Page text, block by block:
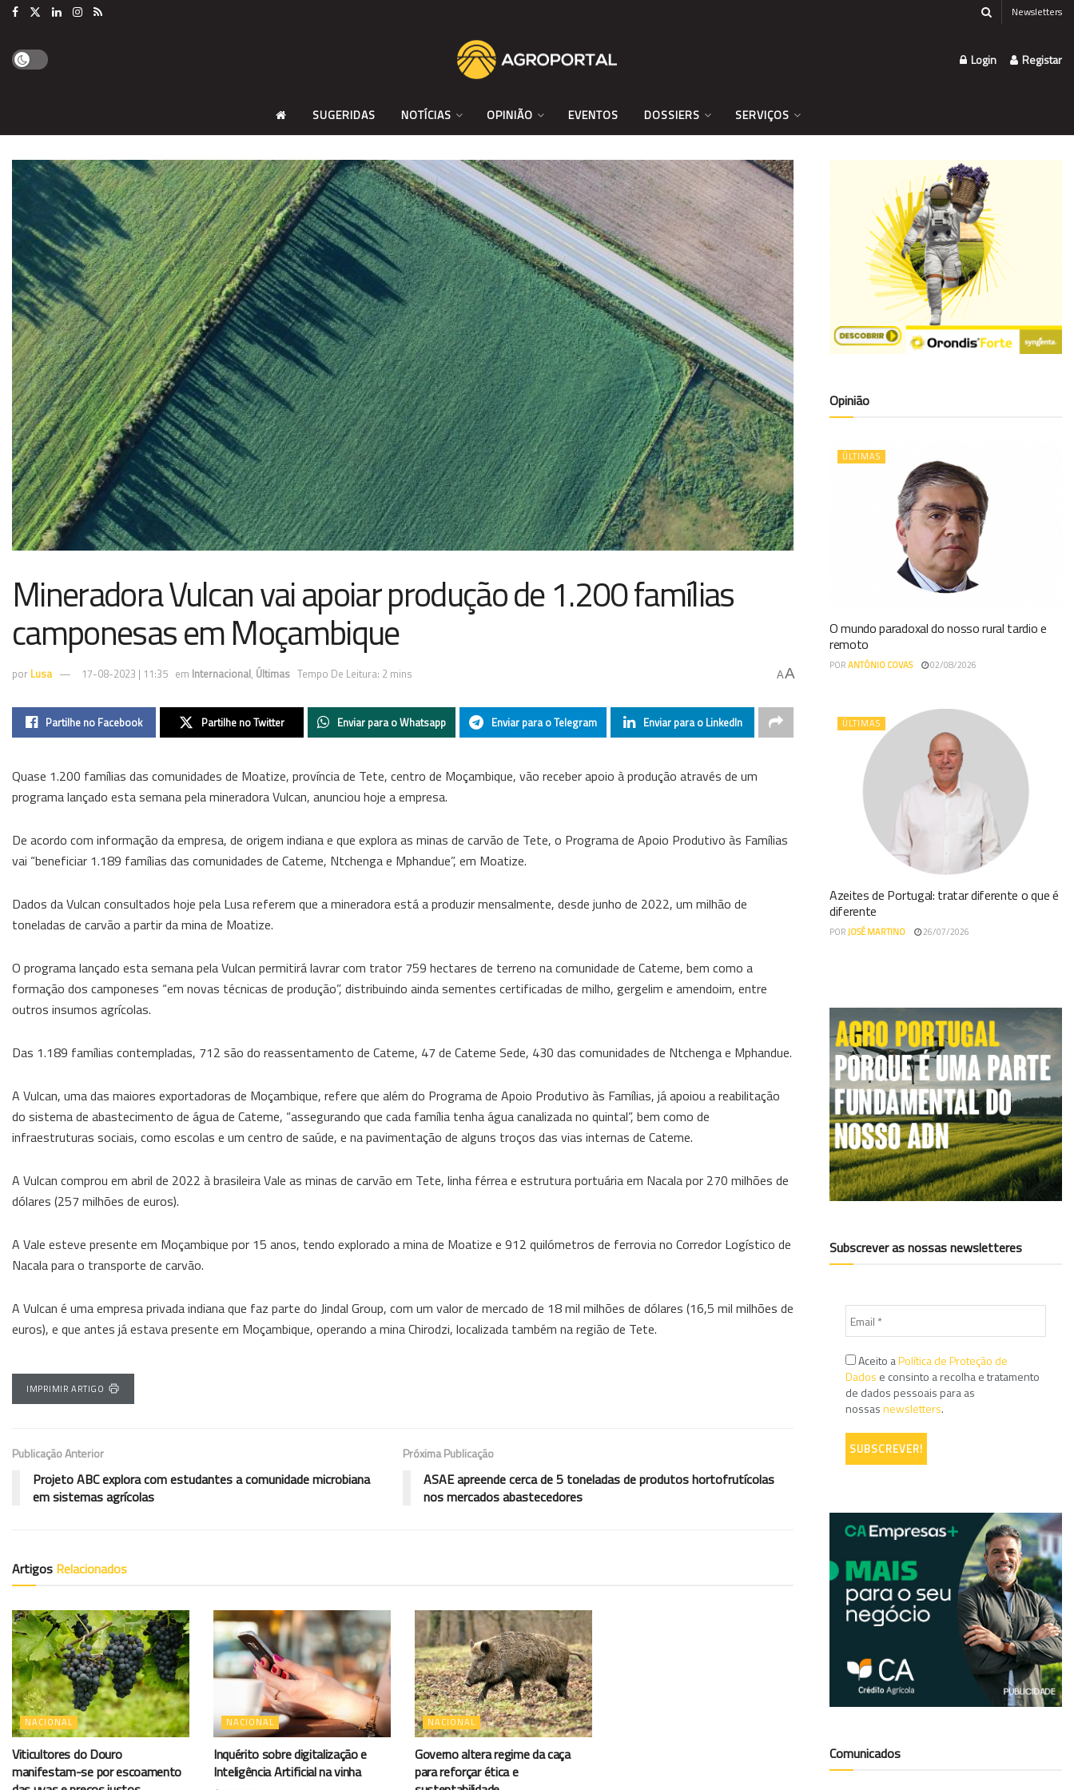
Newsletters
Login Registar
SUGERIDAS NOTÍCIAS OPINIÃO EVENTOS DOSSIERS SERVIÇOS
Mineradora Vulcan vai apoiar produção de 1.200 famílias
camponesas em Moçambique
por Lusa 17-08-2023 | 11:35 em Internacional, Últimas Tempo De Leitura: 2 mins AA
Partilhe no Facebook Partilhe no Twitter Enviar para o Whatsapp Enviar para o Telegram Enviar para o LinkedIn
Quase 1.200 famílias das comunidades de Moatize, província de Tete, centro de Moçambique, vão receber apoio à produção através de um
programa lançado esta semana pela mineradora Vulcan, anunciou hoje a empresa.
De acordo com informação da empresa, de origem indiana e que explora as minas de carvão de Tete, o Programa de Apoio Produtivo às Famílias
vai “beneficiar 1.189 famílias das comunidades de Cateme, Ntchenga e Mphandue”, em Moatize.
Dados da Vulcan consultados hoje pela Lusa referem que a mineradora está a produzir mensalmente, desde junho de 2022, um milhão de
toneladas de carvão a partir da mina de Moatize.
O programa lançado esta semana pela Vulcan permitirá lavrar com trator 759 hectares de terreno na comunidade de Cateme, bem como a
formação dos camponeses “em novas técnicas de produção”, distribuindo ainda sementes certificadas de milho, gergelim e amendoim, entre
outros insumos agrícolas.
Das 1.189 famílias contempladas, 712 são do reassentamento de Cateme, 47 de Cateme Sede, 430 das comunidades de Ntchenga e Mphandue.
A Vulcan, uma das maiores exportadoras de Moçambique, refere que além do Programa de Apoio Produtivo às Famílias, já apoiou a reabilitação
do sistema de abastecimento de água de Cateme, “assegurando que cada família tenha água canalizada no quintal”, bem como de
infraestruturas sociais, como escolas e um centro de saúde, e na pavimentação de alguns troços das vias internas de Cateme.
A Vulcan comprou em abril de 2022 à brasileira Vale as minas de carvão em Tete, linha férrea e estrutura portuária em Nacala por 270 milhões de
dólares (257 milhões de euros).
A Vale esteve presente em Moçambique por 15 anos, tendo explorado a mina de Moatize e 912 quilómetros de ferrovia no Corredor Logístico de
Nacala para o transporte de carvão.
A Vulcan é uma empresa privada indiana que faz parte do Jindal Group, com um valor de mercado de 18 mil milhões de dólares (16,5 mil milhões de
euros), e que antes já estava presente em Moçambique, operando a mina Chirodzi, localizada também na região de Tete.
IMPRIMIR ARTIGO
Publicação Anterior
Projeto ABC explora com estudantes a comunidade microbiana
em sistemas agrícolas
Próxima Publicação
ASAE apreende cerca de 5 toneladas de produtos hortofrutícolas
nos mercados abastecedores
Artigos Relacionados
NACIONAL
Viticultores do Douro
manifestam-se por escoamento
NACIONAL
Inquérito sobre digitalização e
Inteligência Artificial na vinha
NACIONAL
Governo altera regime da caça
para reforçar ética e
Opinião
ÚLTIMAS
O mundo paradoxal do nosso rural tardio e
remoto
PORANTÓNIO COVAS 02/08/2026
ÚLTIMAS
Azeites de Portugal: tratar diferente o que é
diferente
PORJOSÉ MARTINO 26/07/2026
Subscrever as nossas newsletteres
Aceito aPolítica de Proteção de
Dados e consinto a recolha e tratamento
de dados pessoais para as
nossasnewsletters.
Comunicados